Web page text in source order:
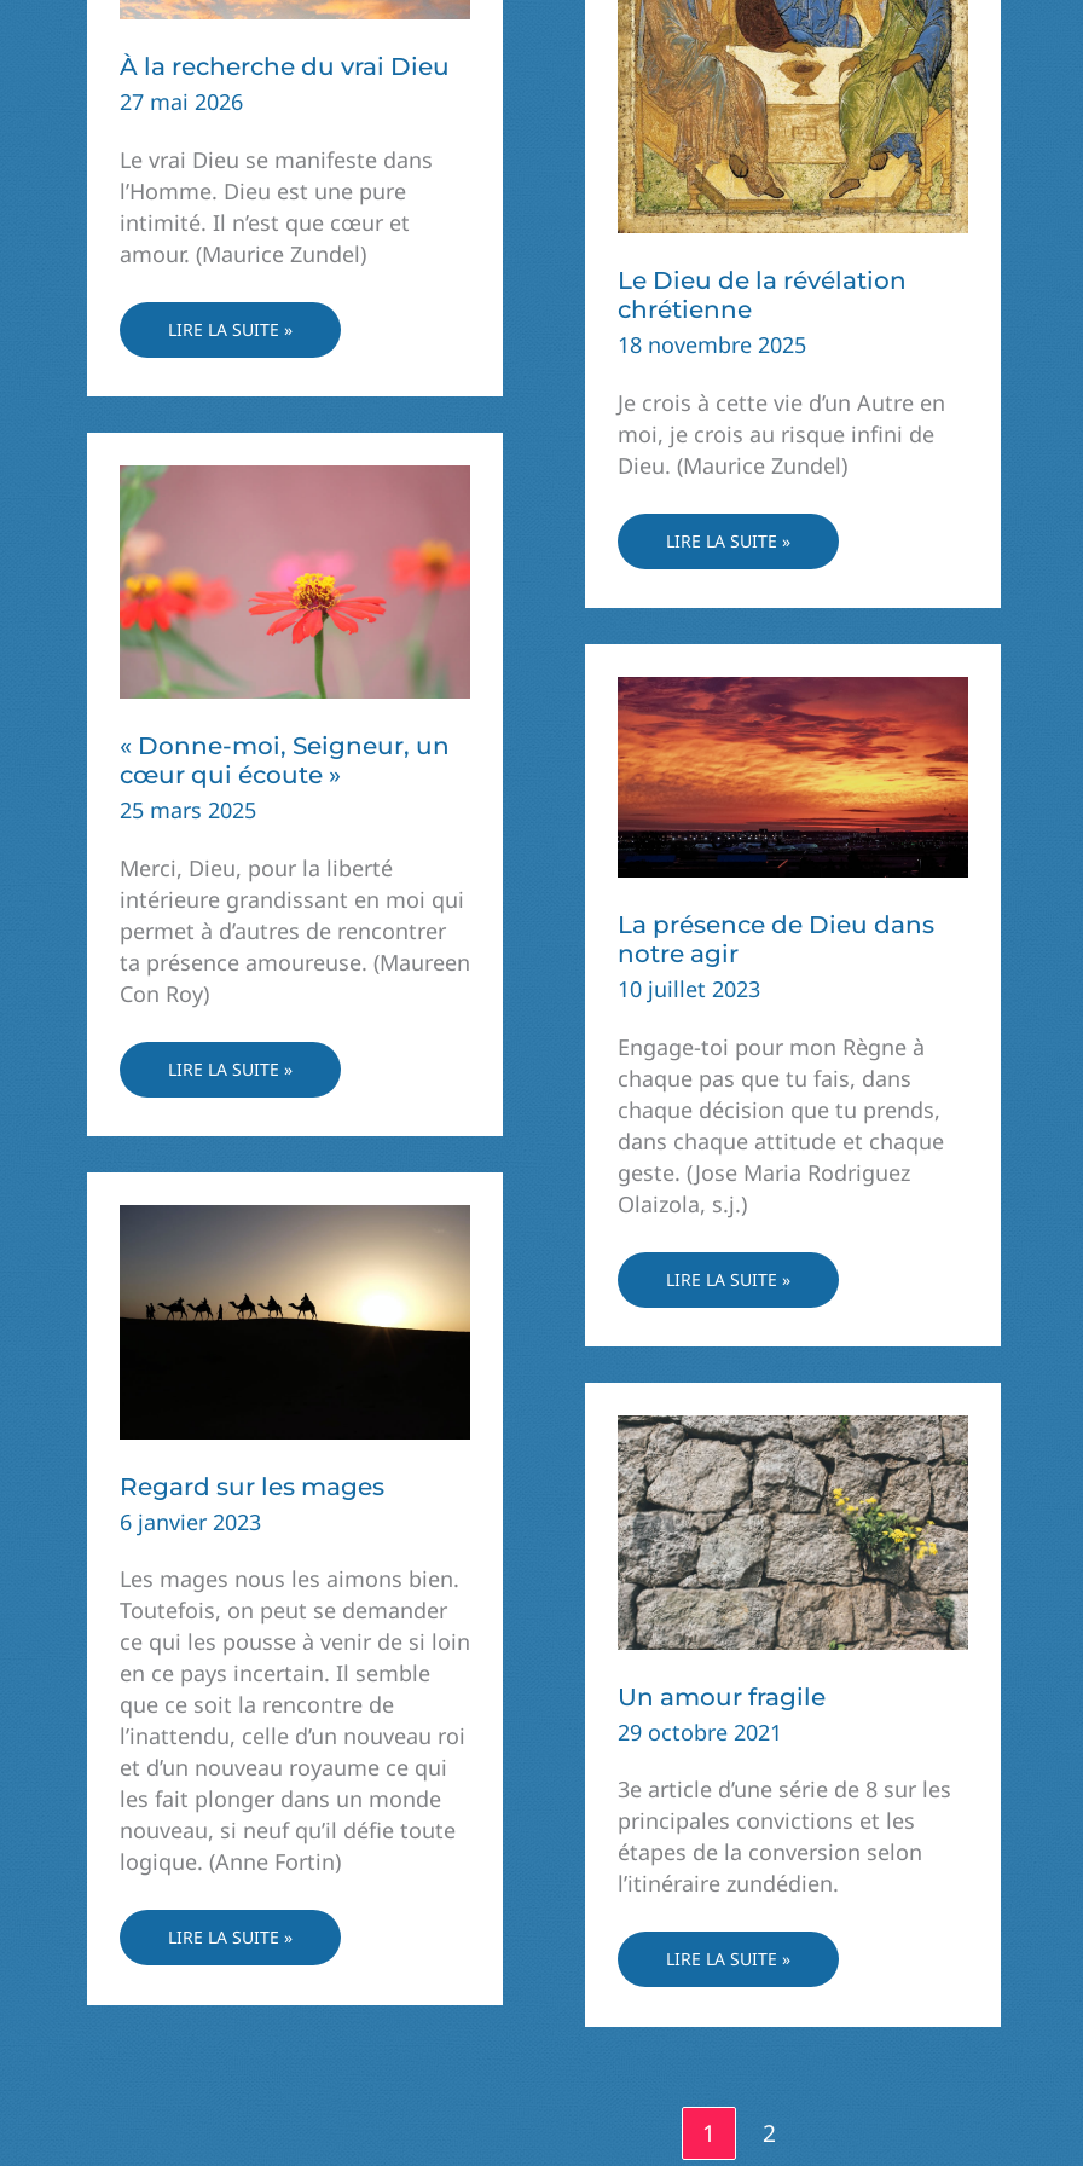
À la recherche du vrai Dieu
27 mai 2026
Le vrai Dieu se manifeste dans
l’Homme. Dieu est une pure
intimité. Il n’est que cœur et
amour. (Maurice Zundel)
À
LA
LIRE LA SUITE »
Le Dieu de la révélation
chrétienne
18 novembre 2025
Je crois à cette vie d’un Autre en
moi, je crois au risque infini de
Dieu. (Maurice Zundel)
LE
DIEU
CHRÉTIENNE
LIRE LA SUITE »
« Donne-moi, Seigneur, un
cœur qui écoute »
25 mars 2025
Merci, Dieu, pour la liberté
intérieure grandissant en moi qui
permet à d’autres de rencontrer
ta présence amoureuse. (Maureen
Con Roy)
« DONNE-
MOI,
SEIGNEUR,
LIRE LA SUITE »
La présence de Dieu dans
notre agir
10 juillet 2023
Engage-toi pour mon Règne à
chaque pas que tu fais, dans
chaque décision que tu prends,
dans chaque attitude et chaque
geste. (Jose Maria Rodriguez
Olaizola, s.j.)
LA
PRÉSENCE
DE
NOTRE
AGIR
LIRE LA SUITE »
Regard sur les mages
6 janvier 2023
Les mages nous les aimons bien.
Toutefois, on peut se demander
ce qui les pousse à venir de si loin
en ce pays incertain. Il semble
que ce soit la rencontre de
l’inattendu, celle d’un nouveau roi
et d’un nouveau royaume ce qui
les fait plonger dans un monde
nouveau, si neuf qu’il défie toute
logique. (Anne Fortin)
REGARD
SUR
LIRE LA SUITE »
Un amour fragile
29 octobre 2021
3e article d’une série de 8 sur les
principales convictions et les
étapes de la conversion selon
l’itinéraire zundédien.
UN
AMOUR
LIRE LA SUITE »
1 2